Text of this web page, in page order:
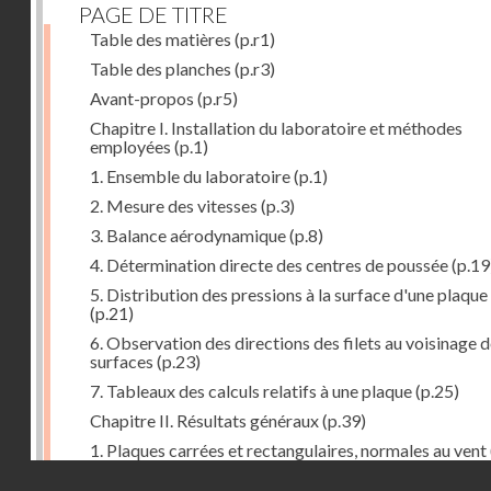
PAGE DE TITRE
Table des matières (p.r1)
Table des planches (p.r3)
Avant-propos (p.r5)
Chapitre I. Installation du laboratoire et méthodes
employées (p.1)
1. Ensemble du laboratoire(p.1)
2. Mesure des vitesses (p.3)
3. Balance aérodynamique(p.8)
4. Détermination directe des centres de poussée
5. Distribution des pressions à la surface d'une plaque
(p.21)
6. Observation des directions des filets au voisinage
surfaces (p.23)
7. Tableaux des calculs relatifs à une plaque(p.25)
Chapitre II. Résultats généraux(p.39)
1. Plaques carrées et rectangulaires, normales au vent